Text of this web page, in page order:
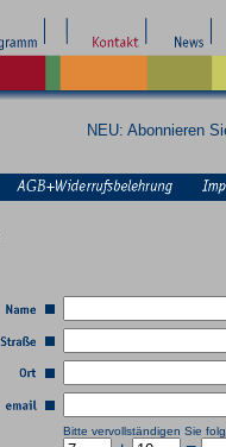
NEU: Abonnieren
Bitte vervollständigen Sie